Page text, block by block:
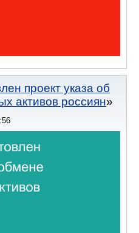
проект указа об
активов россиян